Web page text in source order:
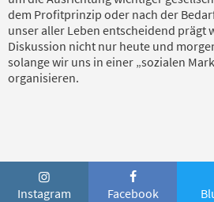
dem Profitprinzip oder nach der
unser aller Leben entscheidend prägt
Diskussion nicht nur heute und
solange wir uns in einer „sozialen
organisieren.
Instagram Facebook